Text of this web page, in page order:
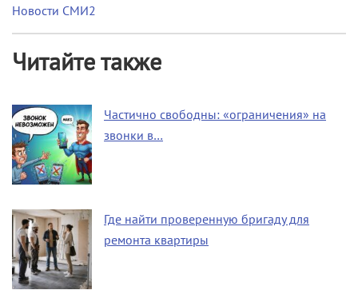
Новости СМИ2
Читайте также
Частично свободны: «ограничения» на
звонки в…
Где найти проверенную бригаду для
ремонта квартиры